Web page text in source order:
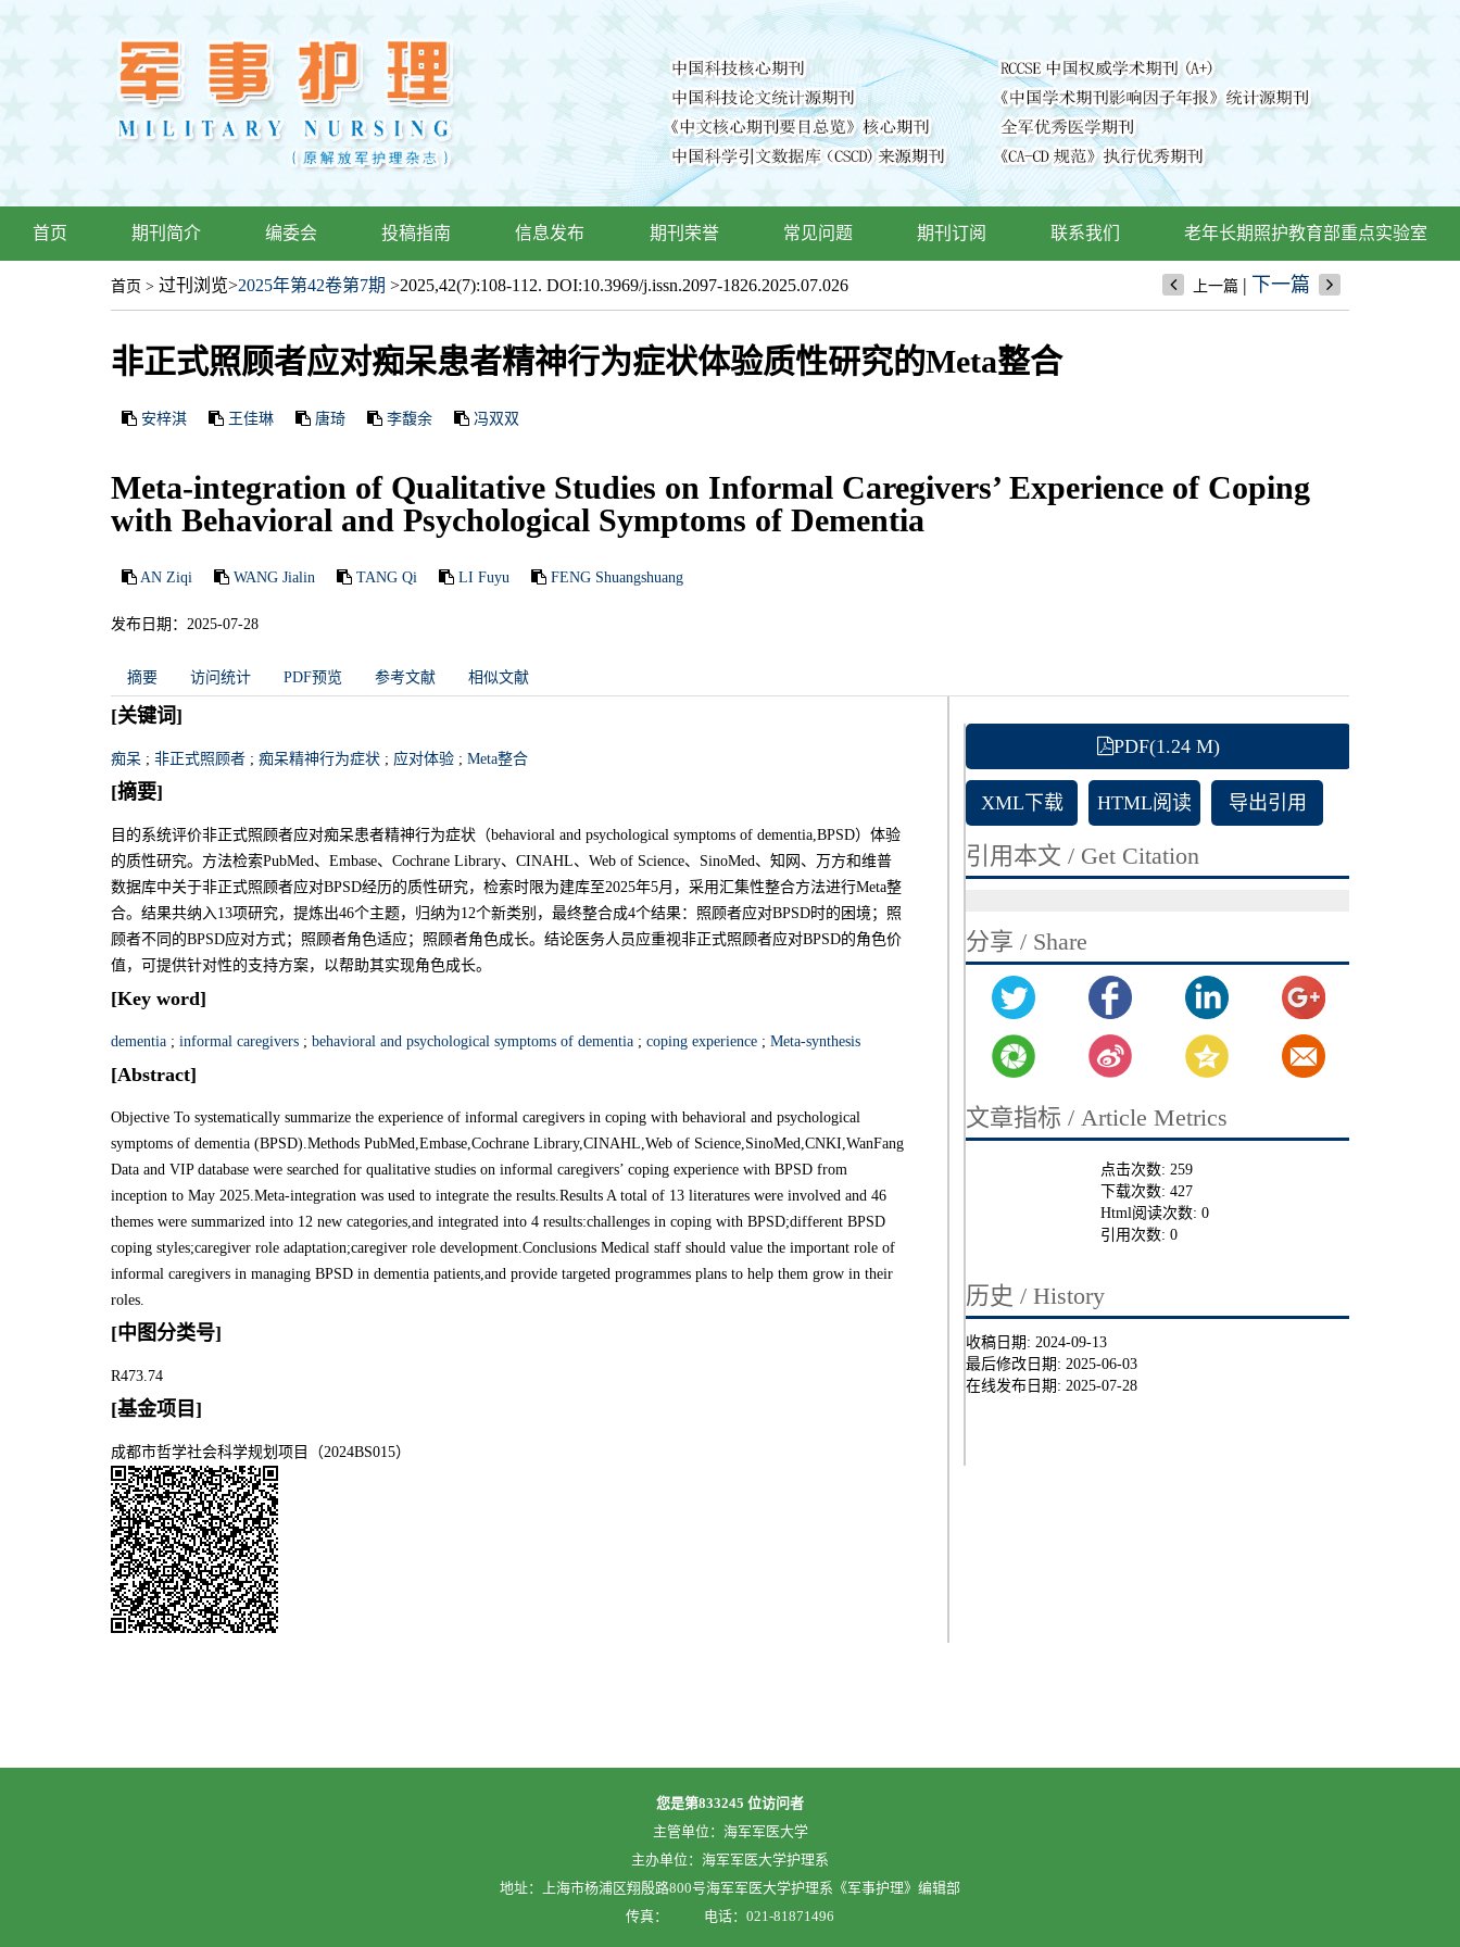
首页 期刊简介 编委会 投稿指南 信息发布 期刊荣誉 常见问题 期刊订阅 联系我们 老年长期照护教育部重点实验室
首页 > 过刊浏览>2025年第42卷第7期 >2025,42(7):108-112. DOI:10.3969/j.issn.2097-1826.2025.07.026 上一篇 | 下一篇
非正式照顾者应对痴呆患者精神行为症状体验质性研究的Meta整合
安梓淇 王佳琳 唐琦 李馥余 冯双双
Meta-integration of Qualitative Studies on Informal Caregivers’ Experience of Coping
with Behavioral and Psychological Symptoms of Dementia
AN Ziqi WANG Jialin TANG Qi LI Fuyu FENG Shuangshuang
发布日期：2025-07-28
摘要 访问统计 PDF预览 参考文献 相似文献
[关键词]
痴呆 ; 非正式照顾者 ; 痴呆精神行为症状 ; 应对体验 ; Meta整合
[摘要]
目的系统评价非正式照顾者应对痴呆患者精神行为症状（behavioral and psychological symptoms of dementia,BPSD）体验
的质性研究。方法检索PubMed、Embase、Cochrane Library、CINAHL、Web of Science、SinoMed、知网、万方和维普
数据库中关于非正式照顾者应对BPSD经历的质性研究，检索时限为建库至2025年5月，采用汇集性整合方法进行Meta整
合。结果共纳入13项研究，提炼出46个主题，归纳为12个新类别，最终整合成4个结果：照顾者应对BPSD时的困境；照
顾者不同的BPSD应对方式；照顾者角色适应；照顾者角色成长。结论医务人员应重视非正式照顾者应对BPSD的角色价
值，可提供针对性的支持方案，以帮助其实现角色成长。
[Key word]
dementia ; informal caregivers ; behavioral and psychological symptoms of dementia ; coping experience ; Meta-synthesis
[Abstract]
Objective To systematically summarize the experience of informal caregivers in coping with behavioral and psychological
symptoms of dementia (BPSD).Methods PubMed,Embase,Cochrane Library,CINAHL,Web of Science,SinoMed,CNKI,WanFang
Data and VIP database were searched for qualitative studies on informal caregivers’ coping experience with BPSD from
inception to May 2025.Meta-integration was used to integrate the results.Results A total of 13 literatures were involved and 46
themes were summarized into 12 new categories,and integrated into 4 results:challenges in coping with BPSD;different BPSD
coping styles;caregiver role adaptation;caregiver role development.Conclusions Medical staff should value the important role of
informal caregivers in managing BPSD in dementia patients,and provide targeted programmes plans to help them grow in their
roles.
[中图分类号]
R473.74
[基金项目]
成都市哲学社会科学规划项目（2024BS015）
PDF(1.24 M)
XML下载 HTML阅读 导出引用
引用本文 / Get Citation
分享 / Share
文章指标 / Article Metrics
点击次数:259
下载次数:427
Html阅读次数:0
引用次数:0
历史 / History
收稿日期: 2024-09-13
最后修改日期: 2025-06-03
在线发布日期: 2025-07-28
您是第833245 位访问者
主管单位：海军军医大学
主办单位：海军军医大学护理系
地址：上海市杨浦区翔殷路800号海军军医大学护理系《军事护理》编辑部
传真：
电话：021-81871496